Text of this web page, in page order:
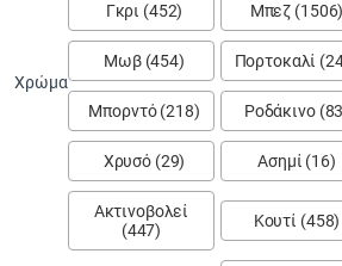
Γυναικείο τοπ από πολυεστέρα με
δαντέλα και διάτρητα μοτίφ, κοντό
μήκος, μακριά μανίκια, τετράγωνη
λαιμόκοψη, μονόχρωμο
add_shopping_cart
καρό
υπερ-
24.14
Χρώμα
Γκρι (452) Μπεζ (1506)
Μωβ (454) Πορτοκαλί
Μπορντό (218) Ροδάκινο
Χρυσό (29) Ασημί (16)
Ακτινοβολεί
(447)
Κουτί (458)